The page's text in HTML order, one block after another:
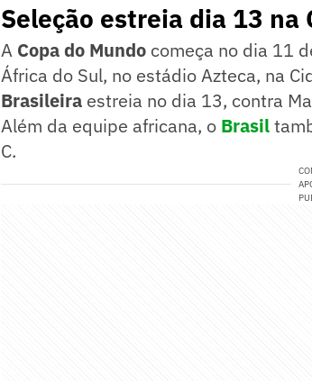
Seleção estreia dia 13 na
A Copa do Mundo começa no dia 11
África do Sul, no estádio Azteca, na
Brasileira estreia no dia 13, contra
Além da equipe africana, o Brasil
C.